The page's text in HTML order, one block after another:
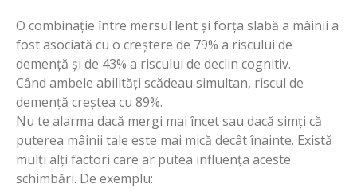
O combinație între mersul lent și forța slabă a mâinii a
fost asociată cu o creștere de 79% a riscului de
demență și de 43% a riscului de declin cognitiv.
Când ambele abilități scădeau simultan, riscul de
demență creștea cu 89%.
Nu te alarma dacă mergi mai încet sau dacă simți că
puterea mâinii tale este mai mică decât înainte. Există
mulți alți factori care ar putea influența aceste
schimbări. De exemplu: